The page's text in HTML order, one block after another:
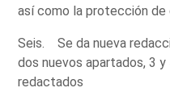
así como la protección
Seis. Se da nueva
dos nuevos apartados, 3
redactados